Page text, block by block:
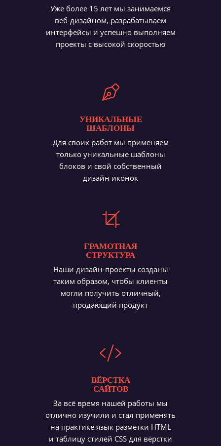
Уже более 15 лет мы занимаемся
веб-дизайном, разрабатываем
интерфейсы и успешно выполняем
проекты с высокой скоростью
УНИКАЛЬНЫЕ
ШАБЛОНЫ
Для своих работ мы применяем
только уникальные шаблоны
блоков и свой собственный
дизайн иконок
ГРАМОТНАЯ
СТРУКТУРА
Наши дизайн-проекты созданы
таким образом, чтобы клиенты
могли получить отличный,
продающий продукт
ВЁРСТКА
САЙТОВ
За всё время нашей работы мы
отлично изучили и стал применять
на практике язык разметки HTML
и таблицу стилей CSS для вёрстки